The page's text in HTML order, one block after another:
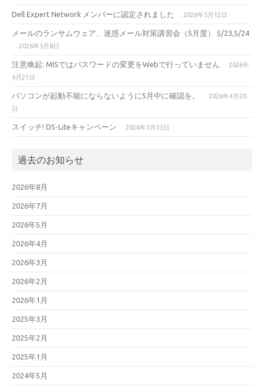
Dell Expert Network メンバーに認定されました 2026年5月12日
メールのランサムウェア、迷惑メール対策講習会（5月度） 5/23,5/24
2026年5月8日
注意喚起: MISではパスワードの変更をWebで行っていません
2026年
4月21日
パソコンが起動不能にならないように5月中に確認を。
2026年4月20
日
スイッチ! DS-Liteキャンペーン 2026年3月13日
過去のお知らせ
2026年8月
2026年7月
2026年5月
2026年4月
2026年3月
2026年2月
2026年1月
2025年3月
2025年2月
2025年1月
2024年5月